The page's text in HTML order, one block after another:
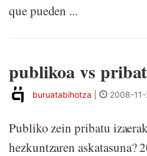
que pueden ...
publikoa vs
buruatabihotza 2008-
Publiko zein pribatu
hezkuntzaren askatasuna?